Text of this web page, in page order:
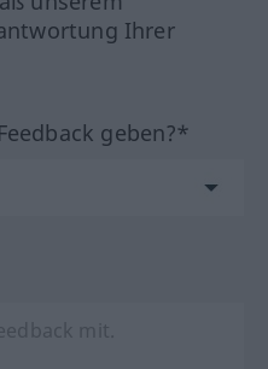
Ihrer
geben?*